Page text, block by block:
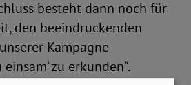
besteht dann noch für
den beeindruckenden
Kampagne
zu erkunden“.